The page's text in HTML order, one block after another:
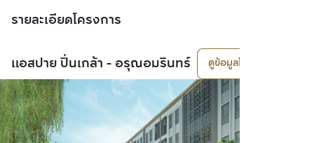
รายละเอียดโครงการ
แอสปาย ปิ่นเกล้า - อรุณอมรินทร์ ดูข้อมูลโครงการ